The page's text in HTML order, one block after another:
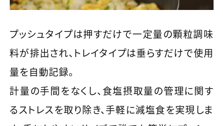
プッシュタイプは押すだけで一定量の顆粒調味
料が排出され、トレイタイプは垂らすだけで使用
量を自動記録。
計量の手間をなくし、食塩摂取量の管理に関す
るストレスを取り除き、手軽に減塩食を実現しま